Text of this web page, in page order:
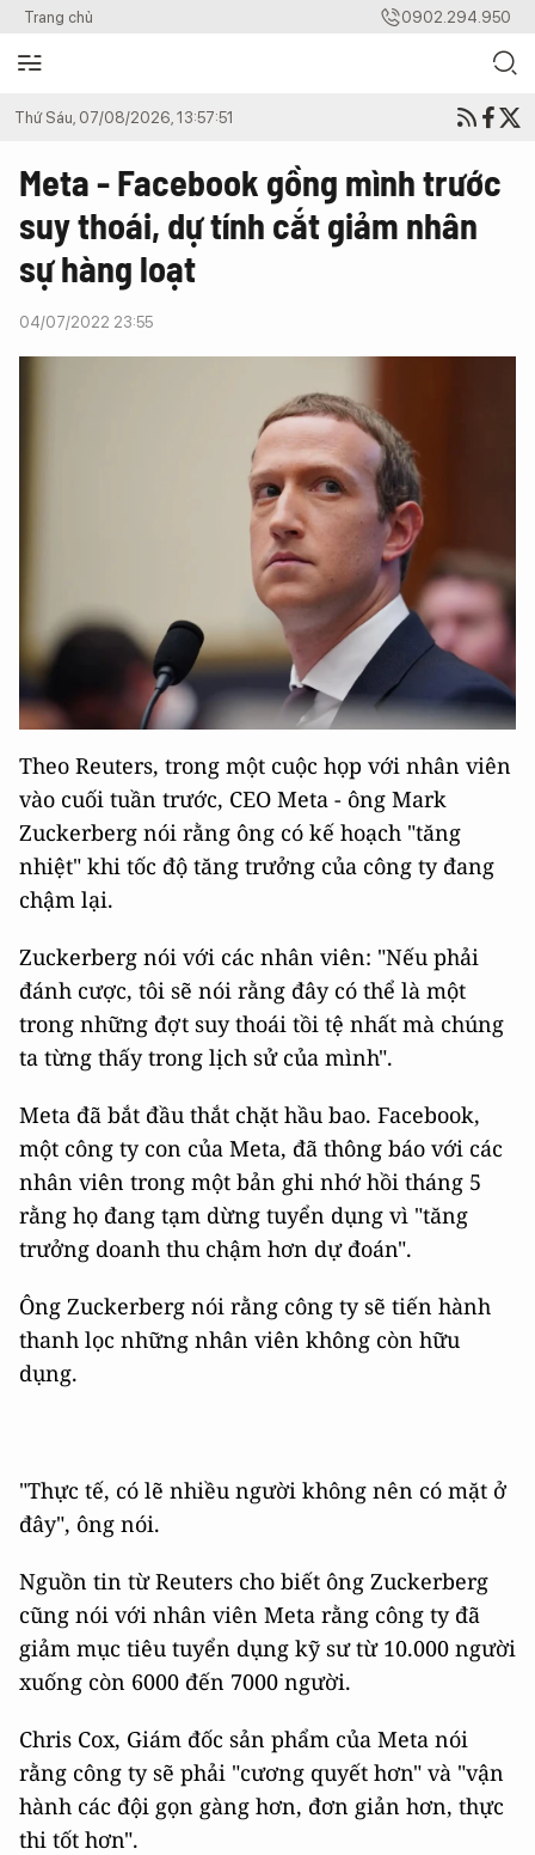
Trang chủ 0902.294.950
Thứ Sáu, 07/08/2026, 13:57:51
Meta - Facebook gồng mình trước
suy thoái, dự tính cắt giảm nhân
sự hàng loạt
04/07/2022 23:55
Theo Reuters, trong một cuộc họp với nhân viên
vào cuối tuần trước, CEO Meta - ông Mark
Zuckerberg nói rằng ông có kế hoạch "tăng
nhiệt" khi tốc độ tăng trưởng của công ty đang
chậm lại.
Zuckerberg nói với các nhân viên: "Nếu phải
đánh cược, tôi sẽ nói rằng đây có thể là một
trong những đợt suy thoái tồi tệ nhất mà chúng
ta từng thấy trong lịch sử của mình".
Meta đã bắt đầu thắt chặt hầu bao. Facebook,
một công ty con của Meta, đã thông báo với các
nhân viên trong một bản ghi nhớ hồi tháng 5
rằng họ đang tạm dừng tuyển dụng vì "tăng
trưởng doanh thu chậm hơn dự đoán".
Ông Zuckerberg nói rằng công ty sẽ tiến hành
thanh lọc những nhân viên không còn hữu
dụng.
"Thực tế, có lẽ nhiều người không nên có mặt ở
đây", ông nói.
Nguồn tin từ Reuters cho biết ông Zuckerberg
cũng nói với nhân viên Meta rằng công ty đã
giảm mục tiêu tuyển dụng kỹ sư từ 10.000 người
xuống còn 6000 đến 7000 người.
Chris Cox, Giám đốc sản phẩm của Meta nói
rằng công ty sẽ phải "cương quyết hơn" và "vận
hành các đội gọn gàng hơn, đơn giản hơn, thực
thi tốt hơn".